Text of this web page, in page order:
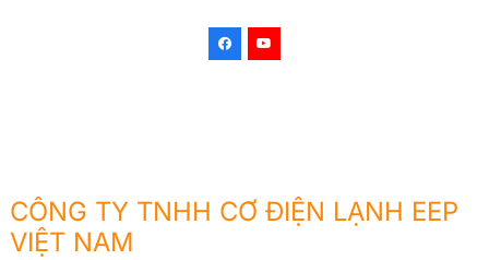
CÔNG TY TNHH CƠ ĐIỆN LẠNH EEP
VIỆT NAM